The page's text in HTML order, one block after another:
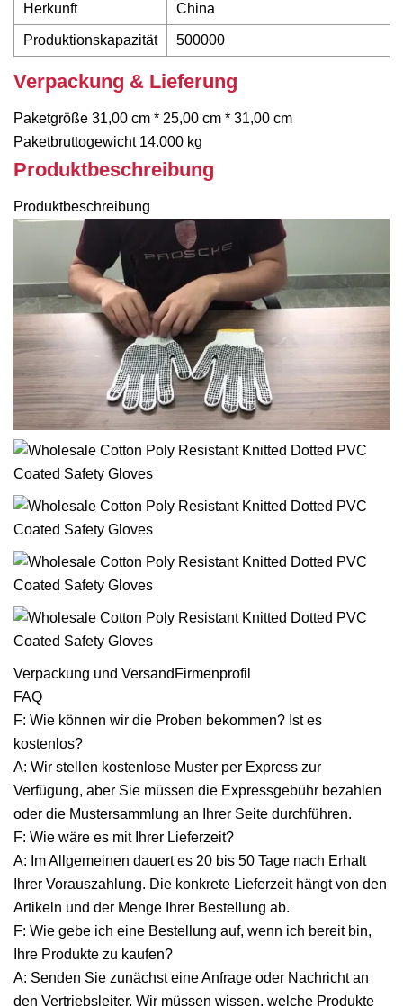
Herkunft China
Produktionskapazität 500000
Verpackung & Lieferung
Paketgröße 31,00 cm * 25,00 cm * 31,00 cm
Paketbruttogewicht 14.000 kg
Produktbeschreibung
Produktbeschreibung
Verpackung und VersandFirmenprofil
FAQ
F: Wie können wir die Proben bekommen? Ist es
kostenlos?
A: Wir stellen kostenlose Muster per Express zur
Verfügung, aber Sie müssen die Expressgebühr bezahlen
oder die Mustersammlung an Ihrer Seite durchführen.
F: Wie wäre es mit Ihrer Lieferzeit?
A: Im Allgemeinen dauert es 20 bis 50 Tage nach Erhalt
Ihrer Vorauszahlung. Die konkrete Lieferzeit hängt von den
Artikeln und der Menge Ihrer Bestellung ab.
F: Wie gebe ich eine Bestellung auf, wenn ich bereit bin,
Ihre Produkte zu kaufen?
A: Senden Sie zunächst eine Anfrage oder Nachricht an
den Vertriebsleiter. Wir müssen wissen, welche Produkte